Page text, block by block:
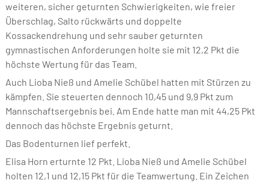
weiteren, sicher geturnten Schwierigkeiten, wie freier
Überschlag, Salto rückwärts und doppelte
Kossackendrehung und sehr sauber geturnten
gymnastischen Anforderungen holte sie mit 12,2 Pkt die
höchste Wertung für das Team.
Auch Lioba Nieß und Amelie Schübel hatten mit Stürzen zu
kämpfen. Sie steuerten dennoch 10,45 und 9,9 Pkt zum
Mannschaftsergebnis bei. Am Ende hatte man mit 44,25 Pkt
dennoch das höchste Ergebnis geturnt.
Das Bodenturnen lief perfekt.
Elisa Horn erturnte 12 Pkt. Lioba Nieß und Amelie Schübel
holten 12,1 und 12,15 Pkt für die Teamwertung. Ein Zeichen